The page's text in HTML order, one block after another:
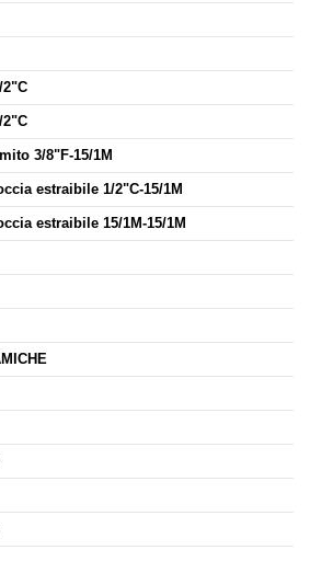
2"C
2"C
3/8"F-15/1M
estraibile 1/2"C-15/1M
estraibile 15/1M-15/1M